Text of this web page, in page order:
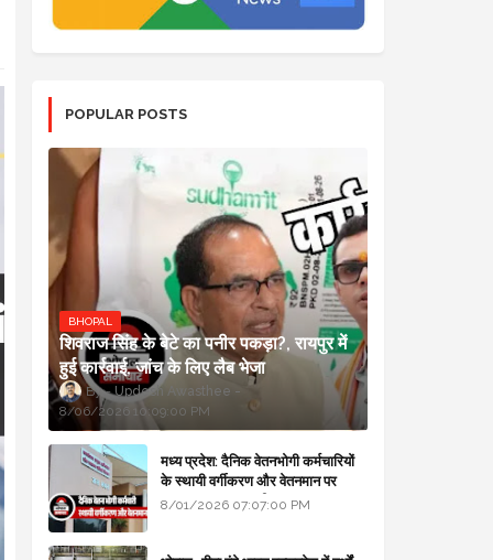
POPULAR POSTS
BHOPAL
शिवराज सिंह के बेटे का पनीर पकड़ा?, रायपुर में
हुई कार्रवाई, जांच के लिए लैब भेजा
Updesh Awasthee
8/06/2026 10:09:00 PM
मध्य प्रदेश: दैनिक वेतनभोगी कर्मचारियों
के स्थायी वर्गीकरण और वेतनमान पर
सरकार का बड़ा स्पष्टीकरण
8/01/2026 07:07:00 PM